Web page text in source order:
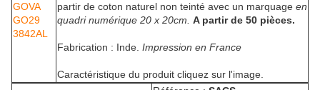
partir de coton naturel non teinté avec un marquage en
quadri numérique 20 x 20cm. A partir de 50 pièces.
Fabrication : Inde. Impression en France
Caractéristique du produit cliquez sur l'image.